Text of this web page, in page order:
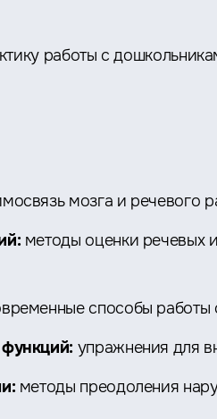
работы с
мозга и речевого
методы оценки речевых
способы работы
упражнения для
методы преодоления